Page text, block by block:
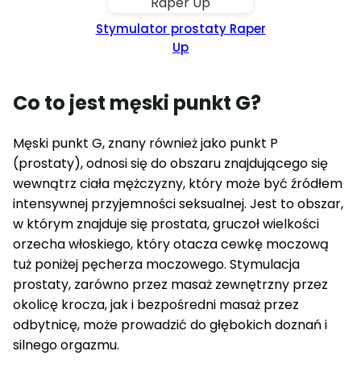
Stymulator prostaty Raper
Up
Co to jest męski punkt G?
Męski punkt G, znany również jako punkt P
(prostaty), odnosi się do obszaru znajdującego się
wewnątrz ciała mężczyzny, który może być źródłem
intensywnej przyjemności seksualnej. Jest to obszar,
w którym znajduje się prostata, gruczoł wielkości
orzecha włoskiego, który otacza cewkę moczową
tuż poniżej pęcherza moczowego. Stymulacja
prostaty, zarówno przez masaż zewnętrzny przez
okolicę krocza, jak i bezpośredni masaż przez
odbytnicę, może prowadzić do głębokich doznań i
silnego orgazmu.